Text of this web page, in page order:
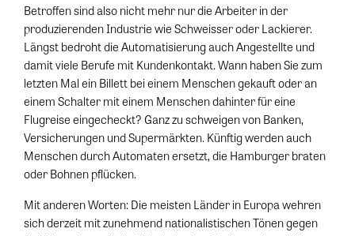
Betroffen sind also nicht mehr nur die Arbeiter in der
produzierenden Industrie wie Schweisser oder Lackierer.
Längst bedroht die Automatisierung auch Angestellte und
damit viele Berufe mit Kundenkontakt. Wann haben Sie zum
letzten Mal ein Billett bei einem Menschen gekauft oder an
einem Schalter mit einem Menschen dahinter für eine
Flugreise eingecheckt? Ganz zu schweigen von Banken,
Versicherungen und Supermärkten. Künftig werden auch
Menschen durch Automaten ersetzt, die Hamburger braten
oder Bohnen pflücken.
Mit anderen Worten: Die meisten Länder in Europa wehren
sich derzeit mit zunehmend nationalistischen Tönen gegen